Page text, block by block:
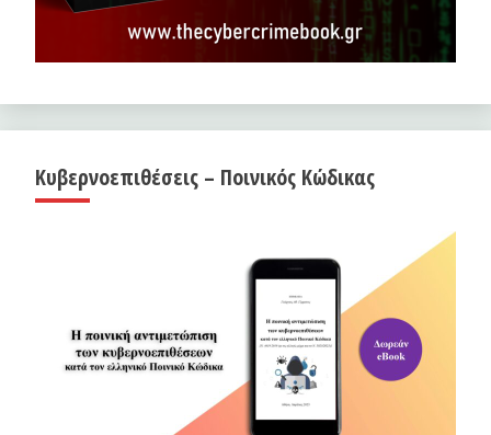
Κυβερνοεπιθέσεις – Ποινικός Κώδικας